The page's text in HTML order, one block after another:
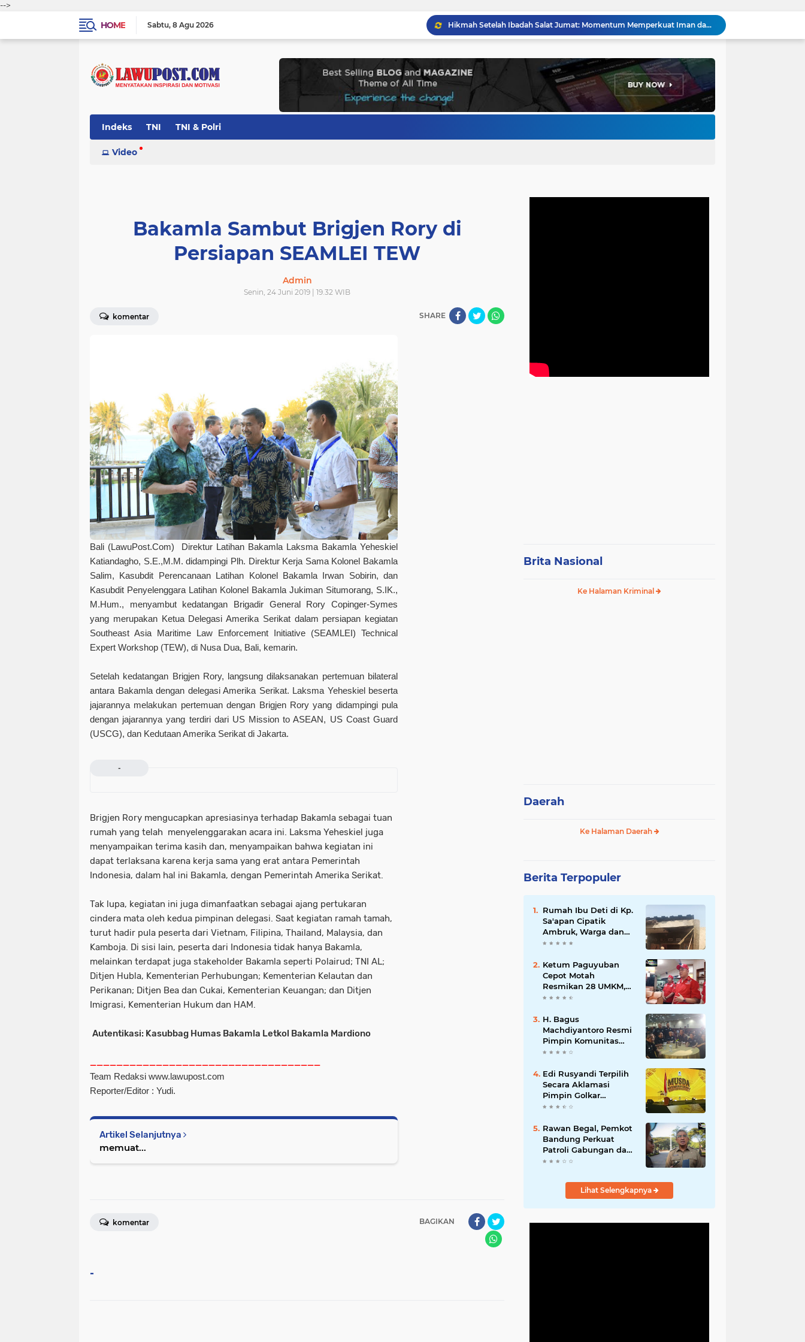
-->
HOME
Sabtu 8 Agu 2026
Hikmah Setelah Ibadah Salat Jumat: Momentum Memperkuat Iman dan Kepedulian Sosial
Penataan Kabel Udara FO di Cimahi Capai 15 KM, Target Kota Bebas Kabel Semrawut
Pemkot Bandung Gandeng Big Bad Wolf Hadirkan Festival Literasi Pages and Plates
H. Bagus Machdiyantoro Resmi Pimpin Komunitas BBC Periode 2026–2031, Siap Perkuat Solidaritas dan Hadirkan Program Nyata untuk Masyarakat
Edi Rusyandi Terpilih Secara Aklamasi Pimpin Golkar Bandung Barat, Tonggak Baru Kepemimpinan Harmonis "Turun Ranjang"
Indeks TNI TNI & Polri
Video
Bakamla Sambut Brigjen Rory di
Persiapan SEAMLEI TEW
Admin
Senin, 24 Juni 2019 | 19.32 WIB
komentar SHARE
Bali (LawuPost.Com)
Direktur Latihan Bakamla Laksma Bakamla Yeheskiel
Katiandagho, S.E.,M.M. didampingi Plh. Direktur Kerja Sama Kolonel Bakamla
Salim, Kasubdit Perencanaan Latihan Kolonel Bakamla Irwan Sobirin, dan
Kasubdit Penyelenggara Latihan Kolonel Bakamla Jukiman Situmorang, S.IK.,
M.Hum., menyambut kedatangan Brigadir General Rory Copinger-Symes
yang merupakan Ketua Delegasi Amerika Serikat dalam persiapan kegiatan
Southeast Asia Maritime Law Enforcement Initiative (SEAMLEI) Technical
Expert Workshop (TEW), di Nusa Dua, Bali, kemarin.
Setelah kedatangan Brigjen Rory, langsung dilaksanakan pertemuan bilateral
antara Bakamla dengan delegasi Amerika Serikat. Laksma Yeheskiel beserta
jajarannya melakukan pertemuan dengan Brigjen Rory yang didampingi pula
dengan jajarannya yang terdiri dari US Mission to ASEAN, US Coast Guard
(USCG), dan Kedutaan Amerika Serikat di Jakarta.
-
Brigjen Rory mengucapkan apresiasinya terhadap Bakamla sebagai tuan
rumah yang telah menyelenggarakan acara ini. Laksma Yeheskiel juga
menyampaikan terima kasih dan, menyampaikan bahwa kegiatan ini
dapat terlaksana karena kerja sama yang erat antara Pemerintah
Indonesia, dalam hal ini Bakamla, dengan Pemerintah Amerika Serikat.
Tak lupa, kegiatan ini juga dimanfaatkan sebagai ajang pertukaran
cindera mata oleh kedua pimpinan delegasi. Saat kegiatan ramah tamah,
turut hadir pula peserta dari Vietnam, Filipina, Thailand, Malaysia, dan
Kamboja. Di sisi lain, peserta dari Indonesia tidak hanya Bakamla,
melainkan terdapat juga stakeholder Bakamla seperti Polairud; TNI AL;
Ditjen Hubla, Kementerian Perhubungan; Kementerian Kelautan dan
Perikanan; Ditjen Bea dan Cukai, Kementerian Keuangan; dan Ditjen
Imigrasi, Kementerian Hukum dan HAM.
Autentikasi: Kasubbag Humas Bakamla Letkol Bakamla Mardiono
___________________________________
Team Redaksi www.lawupost.com
Reporter/Editor : Yudi.
Artikel Selanjutnya
memuat...
BAGIKAN
komentar
-
Brita Nasional
Ke Halaman Kriminal
Daerah
Ke Halaman Daerah
Berita Terpopuler
Rumah Ibu Deti di Kp.
Sa'apan Cipatik
Ambruk, Warga dan
Pemdes Sigap Bantu
Ketum Paguyuban
Cepot Motah
Resmikan 28 UMKM,
Siap Gelar Festival
Jalan Braga
H. Bagus
Machdiyantoro Resmi
Pimpin Komunitas
BBC Periode 2026–
Solidaritas dan
Hadirkan Program
Nyata untuk
Masyarakat
Edi Rusyandi Terpilih
Secara Aklamasi
Pimpin Golkar
Bandung Barat,
Kepemimpinan
Harmonis "Turun
Ranjang"
Rawan Begal, Pemkot
Bandung Perkuat
Patroli Gabungan dan
Pengawasan Digital
Lihat Selengkapnya